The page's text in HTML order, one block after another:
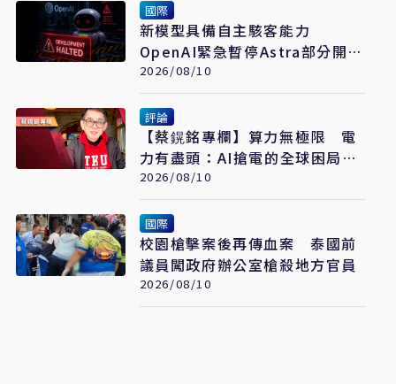
國際
新模型具備自主駭客能力
OpenAI緊急暫停Astra部分開發
工作
2026/08/10
評論
【蔡鎤銘專欄】算力無極限 電
力有盡頭：AI搶電的全球困局與
突圍
2026/08/10
國際
校園槍擊案後再傳血案 泰國前
議員闖政府辦公室槍殺地方官員
2026/08/10